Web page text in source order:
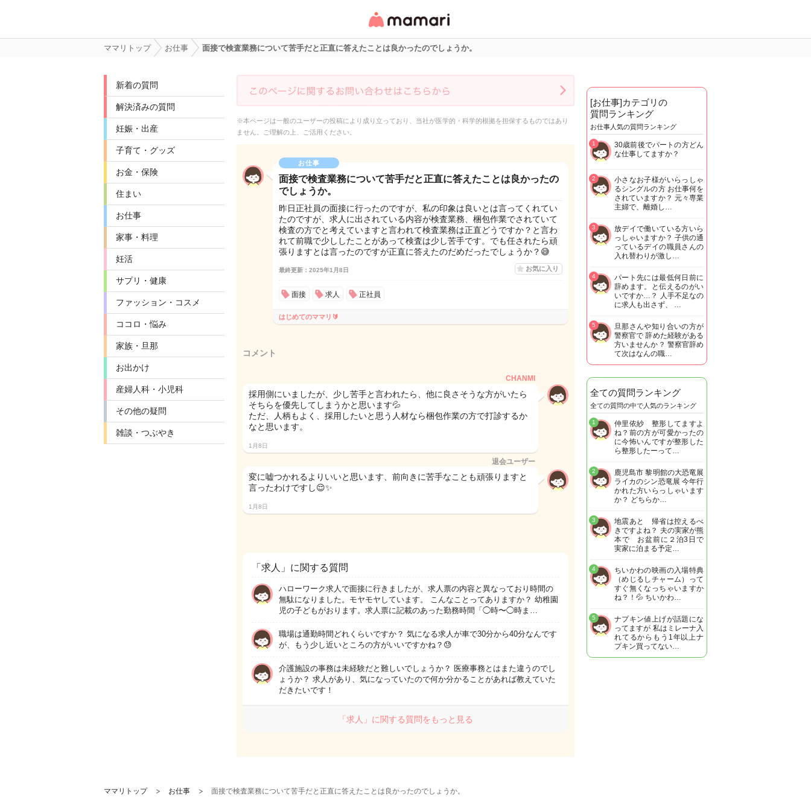
リ・情報サイト
ママリトップ お仕事 面接で検査業務について苦手だと正直に答えたことは良かったのでしょうか。
新着の質問
解決済みの質問
妊娠・出産
子育て・グッズ
お金・保険
住まい
お仕事
家事・料理
妊活
サプリ・健康
ファッション・コスメ
ココロ・悩み
家族・旦那
お出かけ
産婦人科・小児科
その他の疑問
雑談・つぶやき
※本ページは一般のユーザーの投稿により成り立っており、当社が医学的・科学的根拠を担保するものではあり
ません。ご理解の上、ご活用ください。
お仕事
面接で検査業務について苦手だと正直に答えたことは良かったの
でしょうか。
昨日正社員の面接に行ったのですが、私の印象は良いとは言ってくれてい
たのですが、求人に出されている内容が検査業務、梱包作業でされていて
検査の方でと考えていますと言われて検査業務は正直どうですか？と言わ
れて前職で少ししたことがあって検査は少し苦手です。でも任されたら頑
張りますとは言ったのですが正直に答えたのだめだったでしょうか？😅
最終更新：2025年1月8日 お気に入り
面接 求人 正社員
はじめてのママリ🔰
コメント
CHANMI
採用側にいましたが、少し苦手と言われたら、他に良さそうな方がいたら
そちらを優先してしまうかと思います💦
ただ、人柄もよく、採用したいと思う人材なら梱包作業の方で打診するか
なと思います。
1月8日
退会ユーザー
変に嘘つかれるよりいいと思います、前向きに苦手なことも頑張りますと
言ったわけですし😌✨️
1月8日
「求人」に関する質問
ハローワーク求人で面接に行きましたが、求人票の内容と異なっており時間の
無駄になりました。モヤモヤしています。 こんなことってありますか？ 幼稚園
児の子どもがおります。求人票に記載のあった勤務時間「◯時〜◯時ま…
職場は通勤時間どれくらいですか？ 気になる求人が車で30分から40分なんです
が、もう少し近いところの方がいいですかね？😓
介護施設の事務は未経験だと難しいでしょうか？ 医療事務とはまた違うのでし
ょうか？ 求人があり、気になっていたので何か分かることがあれば教えていた
だきたいです！
「求人」に関する質問をもっと見る
[お仕事]カテゴリの
質問ランキング
お仕事人気の質問ランキング
30歳前後でパートの方どん
な仕事してますか？
1
小さなお子様がいらっしゃ
るシングルの方 お仕事何を
されていますか？ 元々専業
主婦で、離婚し…
2
放デイで働いている方いら
っしゃいますか？ 子供の通
っているデイの職員さんの
入れ替わりが激し…
3
パート先には最低何日前に
辞めます。と伝えるのがい
いですか…？ 人手不足なの
に求人も出さず、 …
4
旦那さんや知り合いの方が
警察官で 辞めた経験がある
方いませんか？ 警察官辞め
て次はなんの職…
5
全ての質問ランキング
全ての質問の中で人気のランキング
仲里依紗 整形してますよ
ね？前の方が可愛かったの
に今怖いんですが整形した
ら整形したーって…
1
鹿児島市 黎明館の大恐竜展
ライカのシン恐竜展 今年行
かれた方いらっしゃいます
か？ どちらか…
2
地震あと 帰省は控えるべ
きですよね？ 夫の実家が熊
本で お盆前に２泊3日で
実家に泊まる予定…
3
ちいかわの映画の入場特典
（めじるしチャーム）って
すぐ無くなっちゃいますか
ね？！💦 ちいかわ…
4
ナプキン値上げが話題にな
ってますが 私はミレーナ入
れてるからもう1年以上ナ
プキン買ってない…
5
ママリトップ お仕事 面接で検査業務について苦手だと正直に答えたことは良かったのでしょうか。